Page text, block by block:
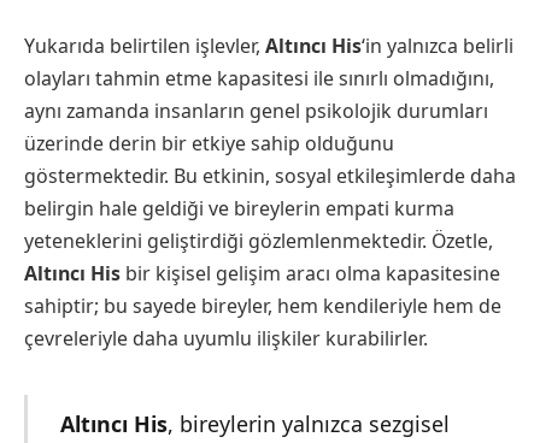
Yukarıda belirtilen işlevler, Altıncı His‘in yalnızca belirli
olayları tahmin etme kapasitesi ile sınırlı olmadığını,
aynı zamanda insanların genel psikolojik durumları
üzerinde derin bir etkiye sahip olduğunu
göstermektedir. Bu etkinin, sosyal etkileşimlerde daha
belirgin hale geldiği ve bireylerin empati kurma
yeteneklerini geliştirdiği gözlemlenmektedir. Özetle,
Altıncı His bir kişisel gelişim aracı olma kapasitesine
sahiptir; bu sayede bireyler, hem kendileriyle hem de
çevreleriyle daha uyumlu ilişkiler kurabilirler.
Altıncı His, bireylerin yalnızca sezgisel